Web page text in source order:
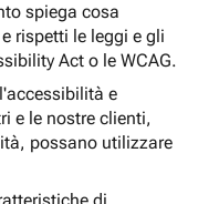
spiega cosa
rispetti le leggi e gli
Act o le WCAG.
e
e le nostre clienti,
possano utilizzare